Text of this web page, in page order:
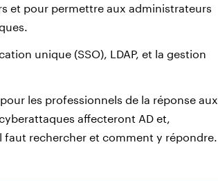
et pour permettre aux administrateurs
unique (SSO), LDAP, et la gestion
les professionnels de la réponse aux
affecteront AD et,
faut rechercher et comment y répondre.